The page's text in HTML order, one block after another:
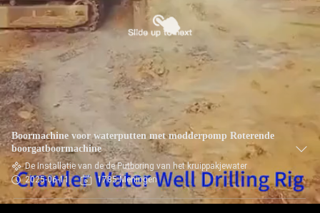
Boormachine voor waterputten met modderpomp Roterende
boorgatboormachine
De Installatie van de de Putboring van het kruippakjewater
2025-06-11
1785 Meningen